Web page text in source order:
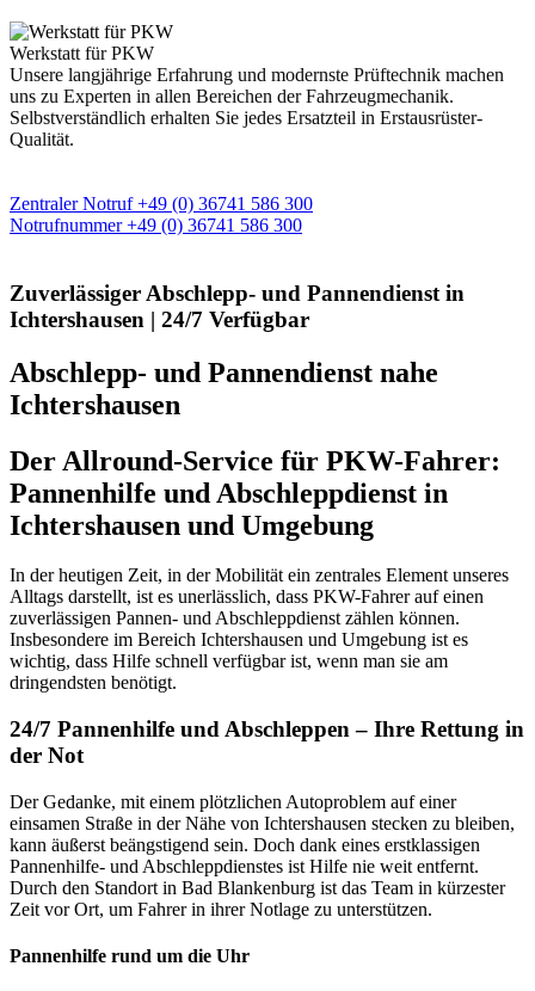
Werkstatt für PKW
Unsere langjährige Erfahrung und modernste Prüftechnik machen
uns zu Experten in allen Bereichen der Fahrzeugmechanik.
Selbstverständlich erhalten Sie jedes Ersatzteil in Erstausrüster-
Qualität.
Zentraler Notruf +49 (0) 36741 586 300
Notrufnummer +49 (0) 36741 586 300
Zuverlässiger Abschlepp- und Pannendienst in
Ichtershausen | 24/7 Verfügbar
Abschlepp- und Pannendienst nahe
Ichtershausen
Der Allround-Service für PKW-Fahrer:
Pannenhilfe und Abschleppdienst in
Ichtershausen und Umgebung
In der heutigen Zeit, in der Mobilität ein zentrales Element unseres
Alltags darstellt, ist es unerlässlich, dass PKW-Fahrer auf einen
zuverlässigen Pannen- und Abschleppdienst zählen können.
Insbesondere im Bereich Ichtershausen und Umgebung ist es
wichtig, dass Hilfe schnell verfügbar ist, wenn man sie am
dringendsten benötigt.
24/7 Pannenhilfe und Abschleppen – Ihre Rettung in
der Not
Der Gedanke, mit einem plötzlichen Autoproblem auf einer
einsamen Straße in der Nähe von Ichtershausen stecken zu bleiben,
kann äußerst beängstigend sein. Doch dank eines erstklassigen
Pannenhilfe- und Abschleppdienstes ist Hilfe nie weit entfernt.
Durch den Standort in Bad Blankenburg ist das Team in kürzester
Zeit vor Ort, um Fahrer in ihrer Notlage zu unterstützen.
Pannenhilfe rund um die Uhr